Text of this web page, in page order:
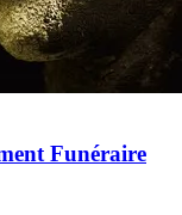
Funéraire